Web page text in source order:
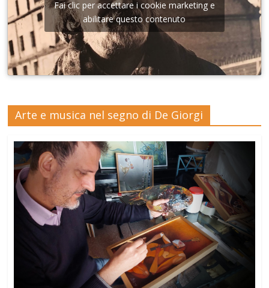
Fai clic per accettare i cookie marketing e
abilitare questo contenuto
Arte e musica nel segno di De Giorgi